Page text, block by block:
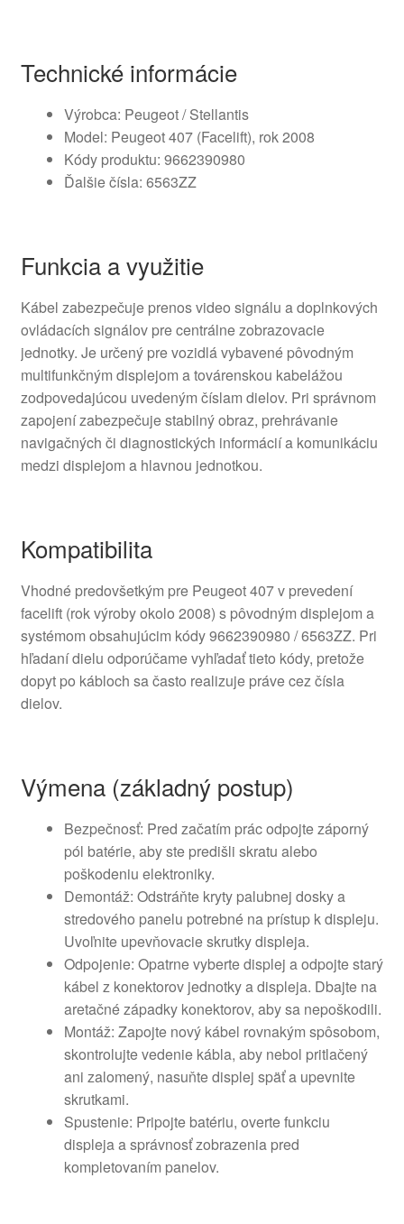
Technické informácie
Výrobca: Peugeot / Stellantis
Model: Peugeot 407 (Facelift), rok 2008
Kódy produktu: 9662390980
Ďalšie čísla: 6563ZZ
Funkcia a využitie
Kábel zabezpečuje prenos video signálu a doplnkových
ovládacích signálov pre centrálne zobrazovacie
jednotky. Je určený pre vozidlá vybavené pôvodným
multifunkčným displejom a továrenskou kabelážou
zodpovedajúcou uvedeným číslam dielov. Pri správnom
zapojení zabezpečuje stabilný obraz, prehrávanie
navigačných či diagnostických informácií a komunikáciu
medzi displejom a hlavnou jednotkou.
Kompatibilita
Vhodné predovšetkým pre Peugeot 407 v prevedení
facelift (rok výroby okolo 2008) s pôvodným displejom a
systémom obsahujúcim kódy 9662390980 / 6563ZZ. Pri
hľadaní dielu odporúčame vyhľadať tieto kódy, pretože
dopyt po kábloch sa často realizuje práve cez čísla
dielov.
Výmena (základný postup)
Bezpečnosť: Pred začatím prác odpojte záporný
pól batérie, aby ste predišli skratu alebo
poškodeniu elektroniky.
Demontáž: Odstráňte kryty palubnej dosky a
stredového panelu potrebné na prístup k displeju.
Uvoľnite upevňovacie skrutky displeja.
Odpojenie: Opatrne vyberte displej a odpojte starý
kábel z konektorov jednotky a displeja. Dbajte na
aretačné západky konektorov, aby sa nepoškodili.
Montáž: Zapojte nový kábel rovnakým spôsobom,
skontrolujte vedenie kábla, aby nebol pritlačený
ani zalomený, nasuňte displej späť a upevnite
skrutkami.
Spustenie: Pripojte batériu, overte funkciu
displeja a správnosť zobrazenia pred
kompletovaním panelov.